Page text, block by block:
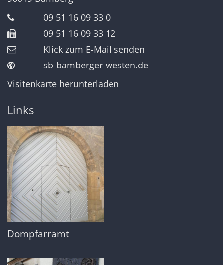
09 51 16 09 33 0
09 51 16 09 33 12
Klick zum E-Mail senden
sb-bamberger-westen.de
Visitenkarte herunterladen
Links
Dompfarramt